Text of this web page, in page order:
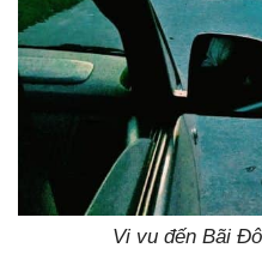
Vi vu đến Bãi